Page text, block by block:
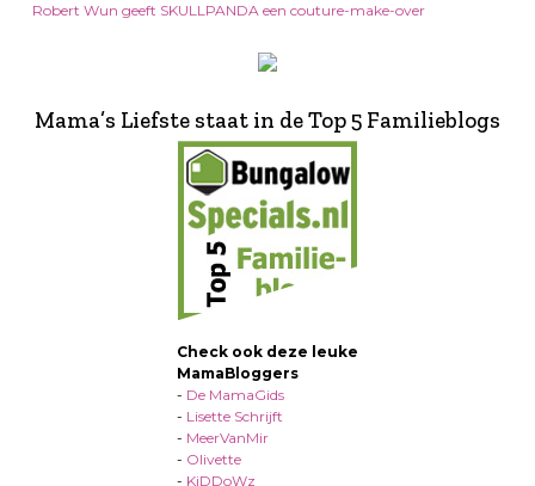
Robert Wun geeft SKULLPANDA een couture-make-over
Mama’s Liefste staat in de Top 5 Familieblogs
Check ook deze leuke
MamaBloggers
- De MamaGids
- Lisette Schrijft
- MeerVanMir
- Olivette
- KiDDoWz